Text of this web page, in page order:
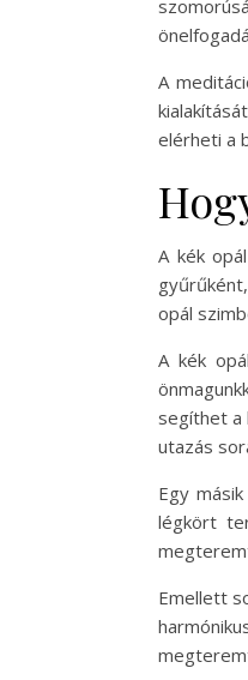
A
elérheti a
A kék
opál
A kék
segíthet a
utazás
Egy
légkört
Emellett